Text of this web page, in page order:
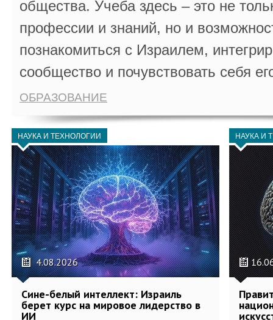
общества. Учеба здесь – это не
профессии и знаний, но и
познакомиться с Израилем,
сообщество и почувствовать себя
ОБРАЗОВАНИЕ
НАУКА И ТЕХНОЛОГИИ
4.08.2026
Сине-белый интеллект: Израиль
берет курс на мировое лидерство в
ИИ
НАУКА И